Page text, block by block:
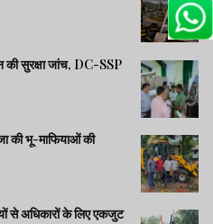
की सुरक्षा जांच, DC-SSP
की भू-माफियाओं की
से अधिकारों के लिए एकजुट